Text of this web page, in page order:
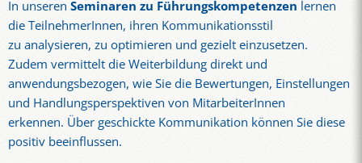
In unseren Seminaren zu Führungskompetenzen lernen
die TeilnehmerInnen, ihren Kommunikationsstil
zu analysieren, zu optimieren und gezielt einzusetzen.
Zudem vermittelt die Weiterbildung direkt und
anwendungsbezogen, wie Sie die Bewertungen, Einstellungen
und Handlungsperspektiven von MitarbeiterInnen
erkennen. Über geschickte Kommunikation können Sie diese
positiv beeinflussen.